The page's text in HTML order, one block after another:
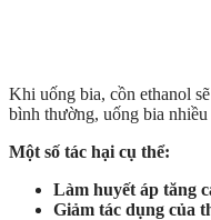
Khi uống bia, cồn ethanol
bình thường, uống bia
Một số tác hại cụ thể:
Làm huyết áp tăng
Giảm tác dụng của